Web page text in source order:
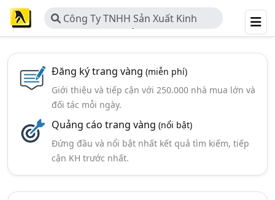
Công Ty TNHH Sản Xuất Kinh
Doanh Dịch Vụ Hải Nam
Đăng ký trang vàng (miễn phí)
Giới thiệu và tiếp cận với 250.000 nhà mua lớn và
đối tác mỗi ngày.
Quảng cáo trang vàng (nổi bật)
Đứng đầu và nổi bật nhất kết quả tìm kiếm, tiếp
cận KH trước nhất.